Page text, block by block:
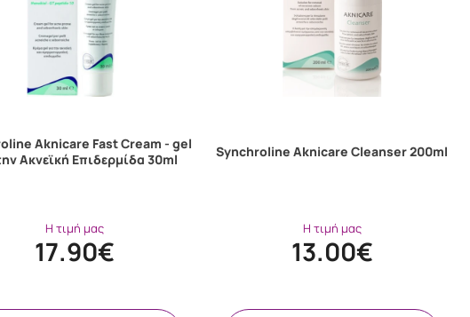
Aknicare Fast Cream - gel
Ακνεϊκή Επιδερμίδα 30ml
Η τιμή μας
17.90€
Synchroline Aknicare Cleanser 200ml
Η τιμή μας
13.00€